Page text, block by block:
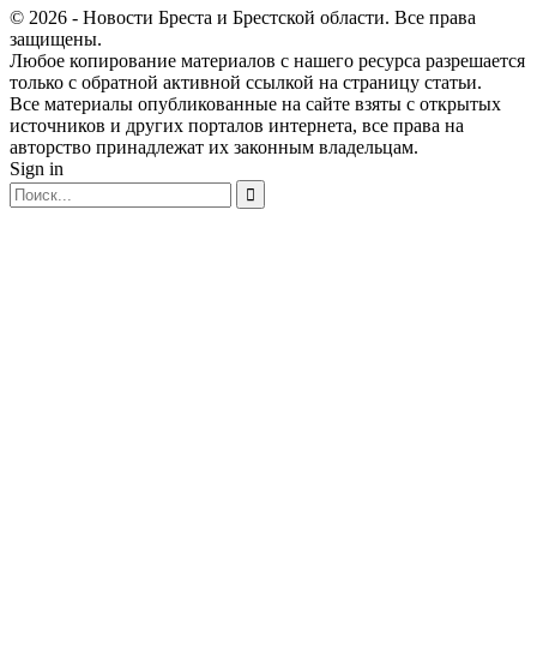
© 2026 - Новости Бреста и Брестской области. Все права
защищены.
Любое копирование материалов с нашего ресурса разрешается
только с обратной активной ссылкой на страницу статьи.
Все материалы опубликованные на сайте взяты с открытых
источников и других порталов интернета, все права на
авторство принадлежат их законным владельцам.
Sign in